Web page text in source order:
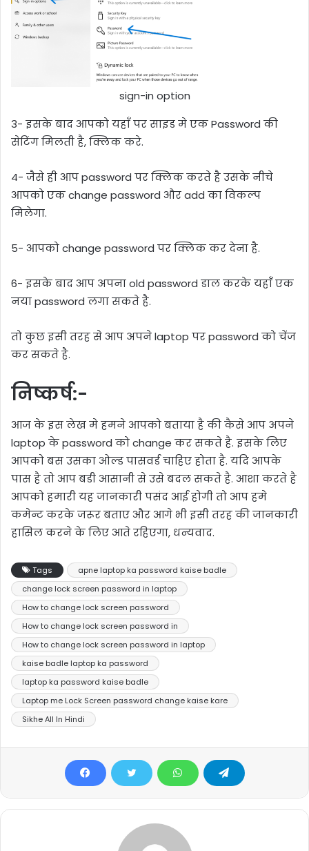
sign-in option
3- इसके बाद आपको यहाँ पर साइड मे एक Password की
सेटिंग मिलती है, क्लिक करे.
4- जैसे ही आप password पर क्लिक करते है उसके नीचे
आपको एक change password और add का विकल्प
मिलेगा.
5- आपको change password पर क्लिक कर देना है.
6- इसके बाद आप अपना old password डाल करके यहाँ एक
नया password लगा सकते है.
तो कुछ इसी तरह से आप अपने laptop पर password को चेंज
कर सकते है.
निष्कर्ष:-
आज के इस लेख मे हमने आपको बताया है की कैसे आप अपने
laptop के password को change कर सकते है. इसके लिए
आपको बस उसका ओल्ड पासवर्ड चाहिए होता है. यदि आपके
पास है तो आप बडी आसानी से उसे बदल सकते है. आशा करते है
आपको हमारी यह जानकारी पसंद आई होगी तो आप हमे
कमेन्ट करके जरूर बताए और आगे भी इसी तरह की जानकारी
हासिल करने के लिए आते रहिएगा, धन्यवाद.
Tags
apne laptop ka password kaise badle
change lock screen password in laptop
How to change lock screen password
How to change lock screen password in
How to change lock screen password in laptop
kaise badle laptop ka password
laptop ka password kaise badle
Laptop me Lock Screen password change kaise kare
Sikhe All In Hindi